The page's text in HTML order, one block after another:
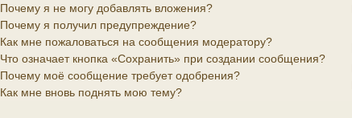
Почему я не могу добавлять вложения?
Почему я получил предупреждение?
Как мне пожаловаться на сообщения модератору?
Что означает кнопка «Сохранить» при создании сообщения?
Почему моё сообщение требует одобрения?
Как мне вновь поднять мою тему?